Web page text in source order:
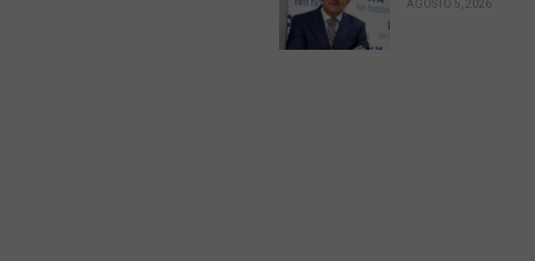
AGOSTO 5, 2026